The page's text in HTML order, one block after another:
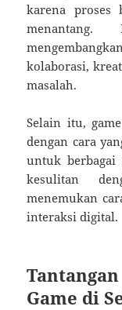
karena proses
menantang.
kolaborasi,
masalah.
Selain itu,
dengan cara
untuk berbagai
kesulitan
menemukan
interaksi digital.
Game di